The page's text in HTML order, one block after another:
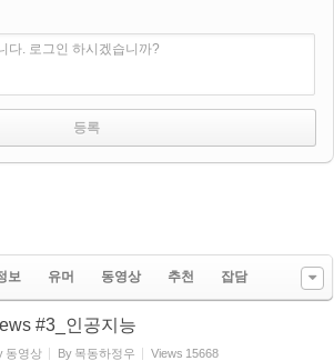
다. 로그인 하시겠습니까?
보 유머 동영상 추천 잡담
#3_인공지능
동영상 By 목동하정우 Views 15668